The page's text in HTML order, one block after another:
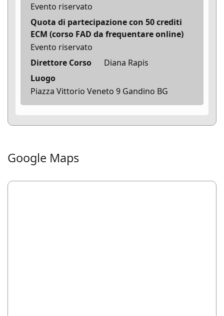
Evento riservato
Quota di partecipazione con 50 crediti
ECM (corso FAD da frequentare online)
Evento riservato
Direttore Corso
Diana Rapis
Luogo
Piazza Vittorio Veneto 9 Gandino BG
Google Maps